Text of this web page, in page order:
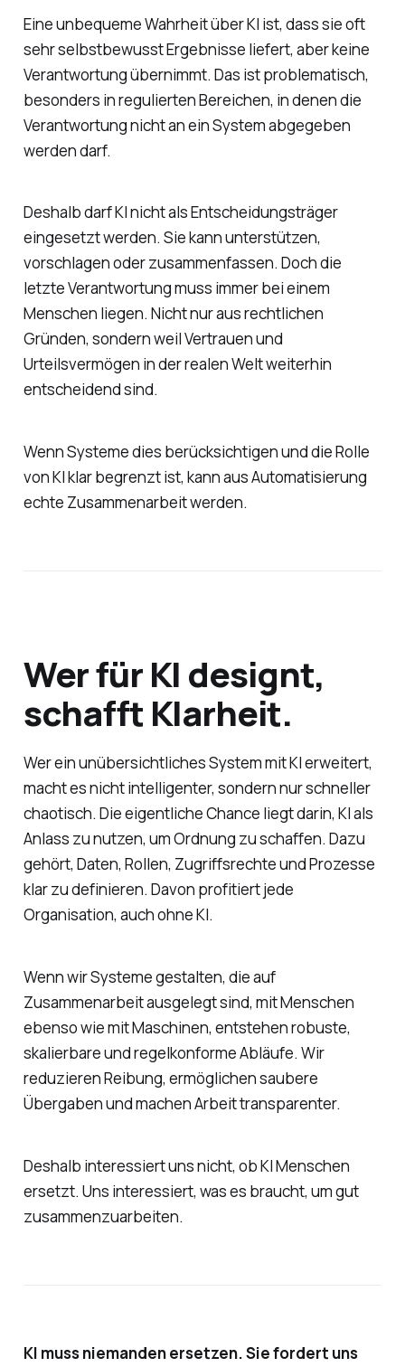
Eine unbequeme Wahrheit über KI ist, dass sie oft
sehr selbstbewusst Ergebnisse liefert, aber keine
Verantwortung übernimmt. Das ist problematisch,
besonders in regulierten Bereichen, in denen die
Verantwortung nicht an ein System abgegeben
werden darf.
Deshalb darf KI nicht als Entscheidungsträger
eingesetzt werden. Sie kann unterstützen,
vorschlagen oder zusammenfassen. Doch die
letzte Verantwortung muss immer bei einem
Menschen liegen. Nicht nur aus rechtlichen
Gründen, sondern weil Vertrauen und
Urteilsvermögen in der realen Welt weiterhin
entscheidend sind.
Wenn Systeme dies berücksichtigen und die Rolle
von KI klar begrenzt ist, kann aus Automatisierung
echte Zusammenarbeit werden.
Wer für KI designt,
schafft Klarheit.
Wer ein unübersichtliches System mit KI erweitert,
macht es nicht intelligenter, sondern nur schneller
chaotisch. Die eigentliche Chance liegt darin, KI als
Anlass zu nutzen, um Ordnung zu schaffen. Dazu
gehört, Daten, Rollen, Zugriffsrechte und Prozesse
klar zu definieren. Davon profitiert jede
Organisation, auch ohne KI.
Wenn wir Systeme gestalten, die auf
Zusammenarbeit ausgelegt sind, mit Menschen
ebenso wie mit Maschinen, entstehen robuste,
skalierbare und regelkonforme Abläufe. Wir
reduzieren Reibung, ermöglichen saubere
Übergaben und machen Arbeit transparenter.
Deshalb interessiert uns nicht, ob KI Menschen
ersetzt. Uns interessiert, was es braucht, um gut
zusammenzuarbeiten.
KI muss niemanden ersetzen. Sie fordert uns